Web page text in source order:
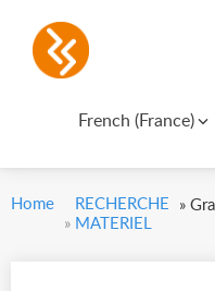
French (France)
Home
»
RECHERCHE
MATERIEL
»